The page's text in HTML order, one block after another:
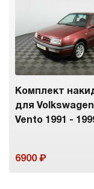
Комплект
для Volkswagen
Vento 1991 -
6900